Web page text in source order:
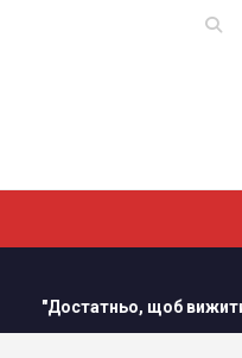
а не перемогти":